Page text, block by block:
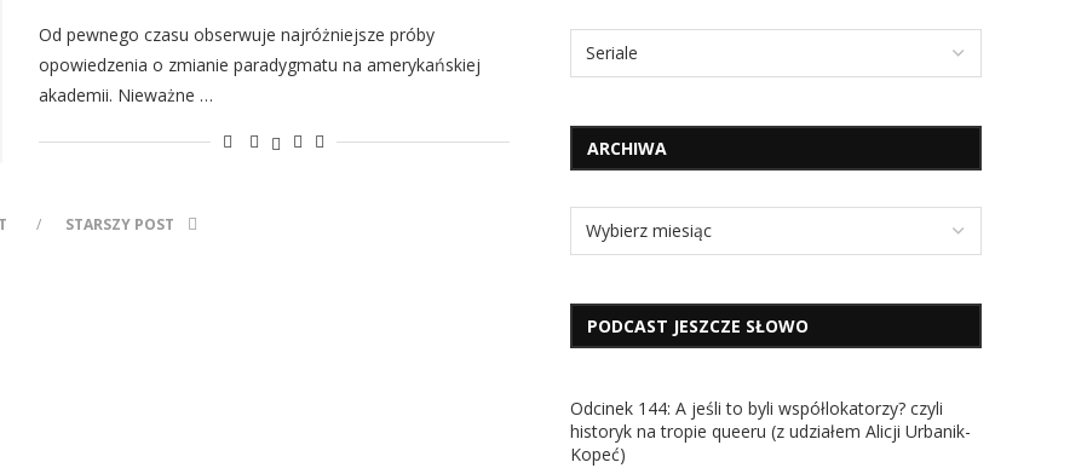
Od pewnego czasu obserwuje najróżniejsze próby
opowiedzenia o zmianie paradygmatu na amerykańskiej
akademii. Nieważne …
STARSZY POST
ARCHIWA
PODCAST JESZCZE SŁOWO
Odcinek 144: A jeśli to byli współlokatorzy? czyli
historyk na tropie queeru (z udziałem Alicji Urbanik-
Kopeć)